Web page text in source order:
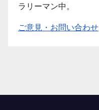
ラリーマン中。
ご意見・お問い合わせ